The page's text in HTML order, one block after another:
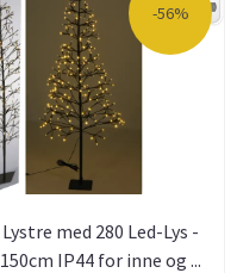
-56%
Lystre med 280 Led-Lys -
150cm IP44 for inne og ...